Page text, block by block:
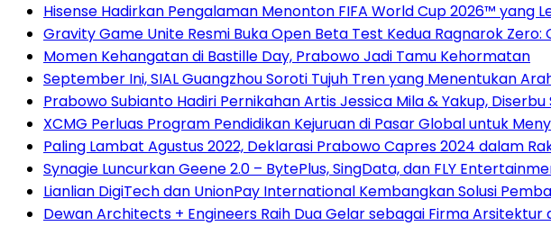
Hisense Hadirkan Pengalaman Menonton FIFA World Cup 2026™ yang
Gravity Game Unite Resmi Buka Open Beta Test Kedua Ragnarok Zero:
Momen Kehangatan di Bastille Day, Prabowo Jadi Tamu Kehormatan
September Ini, SIAL Guangzhou Soroti Tujuh Tren yang Menentukan
Prabowo Subianto Hadiri Pernikahan Artis Jessica Mila & Yakup,
XCMG Perluas Program Pendidikan Kejuruan di Pasar Global untuk
Paling Lambat Agustus 2022, Deklarasi Prabowo Capres 2024 dalam
Synagie Luncurkan Geene 2.0 – BytePlus, SingData, dan FLY
Lianlian DigiTech dan UnionPay International Kembangkan Solusi
Dewan Architects + Engineers Raih Dua Gelar sebagai Firma